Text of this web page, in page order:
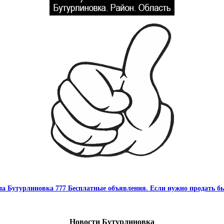
Бутурлиновка 777 Бесплатные объявления. Если нужно продать
Новости Бутурлиновка